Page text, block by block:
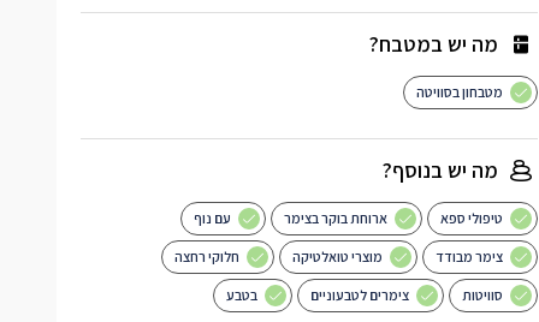
מה יש במטבח?
מטבחון בסוויטה
מה יש בנוסף?
טיפולי ספא ארוחת בוקר בצימר עם נוף
צימר מבודד מוצרי טואלטיקה חלוקי רחצה
סוויטות צימרים לטבעוניים בטבע